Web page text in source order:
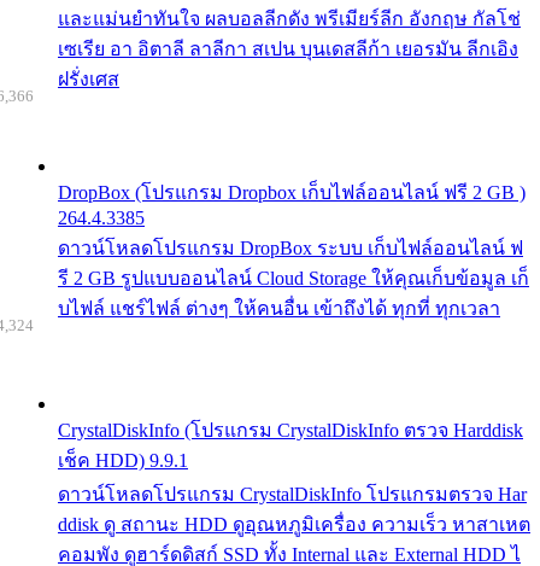
และแม่นยำทันใจ ผลบอลลีกดัง พรีเมียร์ลีก อังกฤษ กัลโช่
เซเรีย อา อิตาลี ลาลีกา สเปน บุนเดสลีก้า เยอรมัน ลีกเอิง
ฝรั่งเศส
DropBox (โปรแกรม Dropbox เก็บไฟล์ออนไลน์ ฟรี 2 GB )
264.4.3385
ดาวน์โหลดโปรแกรม DropBox ระบบ เก็บไฟล์ออนไลน์ ฟ
รี 2 GB รูปแบบออนไลน์ Cloud Storage ให้คุณเก็บข้อมูล เก็
บไฟล์ แชร์ไฟล์ ต่างๆ ให้คนอื่น เข้าถึงได้ ทุกที่ ทุกเวลา
CrystalDiskInfo (โปรแกรม CrystalDiskInfo ตรวจ Harddisk
เช็ค HDD) 9.9.1
ดาวน์โหลดโปรแกรม CrystalDiskInfo โปรแกรมตรวจ Har
ddisk ดู สถานะ HDD ดูอุณหภูมิเครื่อง ความเร็ว หาสาเหต
คอมพัง ดูฮาร์ดดิสก์ SSD ทั้ง Internal และ External HDD ไ